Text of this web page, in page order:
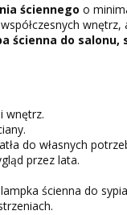
ściennego o
ścienna do
wnętrz.
do własnych
przez lata.
ścienna do